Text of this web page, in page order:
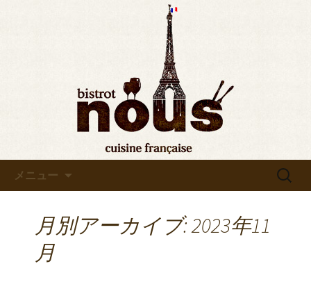
◆東京・秋葉原◆ビストロヌ
ー“bistrot nous”よりお知らせ
東京・秋葉原のビストロヌー“bistrot
nous”の最新情報をお知らせします。フ
レンチが美味しい当店の新メニューや
おすすめワインの入荷情報、メディア
情報などさまざまなお知らせをします
ので、ぜひご覧ください。
メニュー
検
月別アーカイブ: 2023年11
月